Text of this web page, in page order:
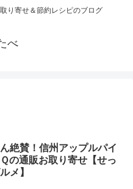
り寄せ＆節約レシピのブログ
べ
絶賛！信州アップルパイ
の通販お取り寄せ【せっ
メ】